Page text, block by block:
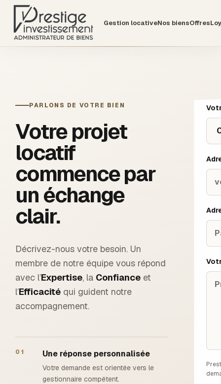
Gestion locativeNos biensOffres
PARLONS DE VOTRE BIEN
Votre projet
locatif
commence par
un échange
clair.
Décrivez-nous votre besoin. Un
membre de notre équipe vous répond
avec l’Expertise, la Confiance et
l’Efficacité qui guident notre
accompagnement.
01 Une réponse personnalisée
Votre demande est orientée vers le
gestionnaire compétent.